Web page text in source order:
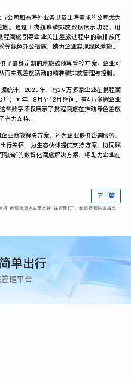
公司和有海外业务以及出海需求的公司尤为
。通过上线航班碳排放数据展示功能、用
商旅引导企业关注差旅过程中的碳排放问
绿色办公措施，助力企业实现绿色差旅。
了量身定制的差旅碳预算管控方案。企业可
实现差旅活动的精准碳排放管理与控制。
统计，2023年，有2.9万多家企业在携程商
；同年，8月至12月期间，有4万多家企业
些数字不仅展示了携程商旅在推动绿色差旅
有力支持。
业商旅解决方案，还为企业提供咨询服务、
行关怀；为生态伙伴提供支持方案、协同赋
合”的数智化商旅解决方案，将助力企业在
得
下一篇
携程商旅火车票支持“往返预订”，差旅行程快速搞定！
单出行
理平台